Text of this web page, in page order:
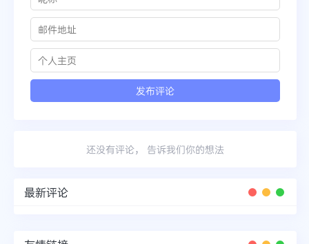
还没有评论， 告诉我们你的想法
最新评论